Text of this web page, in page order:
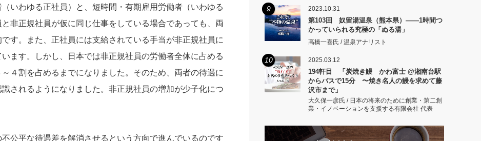
いわゆる正社員）と、短時間・有期雇用労働者（いわゆる
非正規社員が仮に同じ仕事をしている場合であっても、両
す。また、正社員には支給されている手当が非正規社員に
ます。しかし、日本では非正規社員の労働者全体に占める
４割を占めるまでになりました。そのため、両者の待遇に
されるようになりました。非正規社員の増加が少子化につ
公平な待遇差を解消させるという方向で進んでいるのです
9 2023.10.31
第103回 奴留湯温泉（熊本県）――1時間つ
かっていられる究極の「ぬる湯」
高橋一喜氏 / 温泉アナリスト
10 2025.03.12
194軒目 「炭焼き鰻 かわ富士 @湘南台駅
からバスで15分 〜焼き名人の鰻を求めて藤
沢市まで」
大久保一彦氏 / 日本の将来のために創業・第二創
業・イノベーションを支援する有限会社 代表